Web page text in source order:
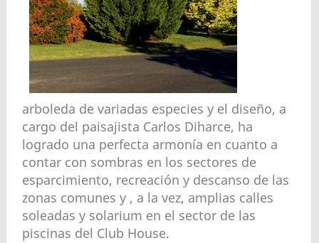
arboleda de variadas especies y el diseño, a
cargo del paisajista Carlos Diharce, ha
logrado una perfecta armonía en cuanto a
contar con sombras en los sectores de
esparcimiento, recreación y descanso de las
zonas comunes y , a la vez, amplias calles
soleadas y solarium en el sector de las
piscinas del Club House.